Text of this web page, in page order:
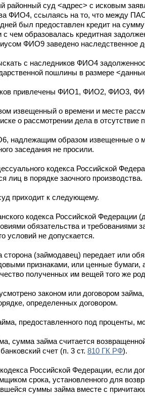
суд <адрес> с исковым
ФИО4, ссылаясь на то, что между
был предоставлен кредит на
чем образовалась кредитная
ФИО9 заведено наследственное
с наследников ФИО4
пошлины в размере
привлечены ФИО1, ФИО2, ФИО3,
извещенный о времени и месте
о рассмотрении дела в отсутствие
образом извещенные о
заседания не просили.
кодекса Российской
лиц в порядке заочного производства.
приходит к следующему.
кодекса Российской
обязательства и требованиями
условий не допускается.
сторона (займодавец) передает или
признаками, или ценные бумаги,
полученных им вещей того же
законом или договором
определенных договором.
предоставленного под проценты,
сумма займа считается
счет (п. 3 ст. 810 ГК РФ).
Российской Федерации, если
срока, установленного для
суммы займа вместе с